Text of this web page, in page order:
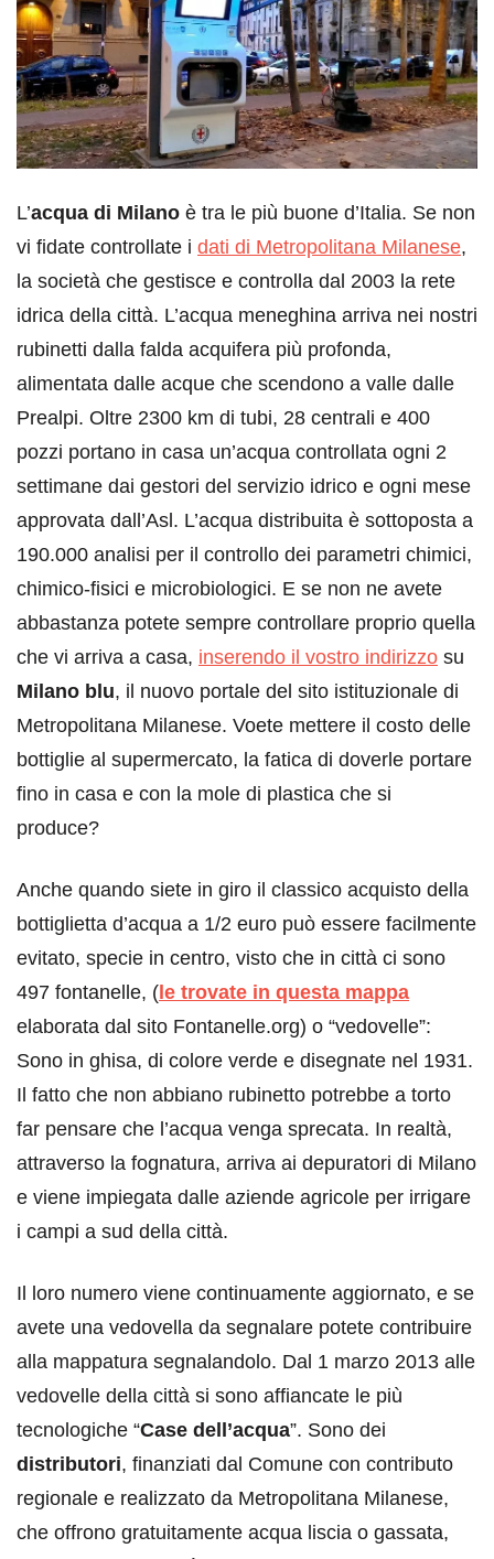
L’acqua di Milano è tra le più buone d’Italia. Se non
vi fidate controllate i dati di Metropolitana Milanese,
la società che gestisce e controlla dal 2003 la rete
idrica della città. L’acqua meneghina arriva nei nostri
rubinetti dalla falda acquifera più profonda,
alimentata dalle acque che scendono a valle dalle
Prealpi. Oltre 2300 km di tubi, 28 centrali e 400
pozzi portano in casa un’acqua controllata ogni 2
settimane dai gestori del servizio idrico e ogni mese
approvata dall’Asl. L’acqua distribuita è sottoposta a
190.000 analisi per il controllo dei parametri chimici,
chimico-fisici e microbiologici. E se non ne avete
abbastanza potete sempre controllare proprio quella
che vi arriva a casa, inserendo il vostro indirizzo su
Milano blu, il nuovo portale del sito istituzionale di
Metropolitana Milanese. Voete mettere il costo delle
bottiglie al supermercato, la fatica di doverle portare
fino in casa e con la mole di plastica che si
produce?
Anche quando siete in giro il classico acquisto della
bottiglietta d’acqua a 1/2 euro può essere facilmente
evitato, specie in centro, visto che in città ci sono
497 fontanelle, (le trovate in questa mappa
elaborata dal sito Fontanelle.org) o “vedovelle”:
Sono in ghisa, di colore verde e disegnate nel 1931.
Il fatto che non abbiano rubinetto potrebbe a torto
far pensare che l’acqua venga sprecata. In realtà,
attraverso la fognatura, arriva ai depuratori di Milano
e viene impiegata dalle aziende agricole per irrigare
i campi a sud della città.
Il loro numero viene continuamente aggiornato, e se
avete una vedovella da segnalare potete contribuire
alla mappatura segnalandolo. Dal 1 marzo 2013 alle
vedovelle della città si sono affiancate le più
tecnologiche “Case dell’acqua”. Sono dei
distributori, finanziati dal Comune con contributo
regionale e realizzato da Metropolitana Milanese,
che offrono gratuitamente acqua liscia o gassata,